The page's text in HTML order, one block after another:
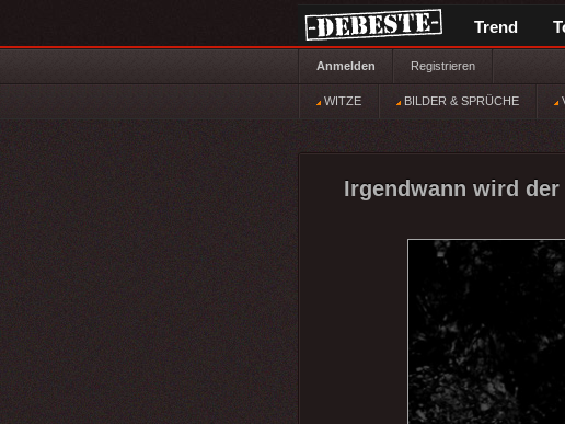
Trend
Anmelden Registrieren
WITZE BILDER & SPRÜCHE
Irgendwann wird der